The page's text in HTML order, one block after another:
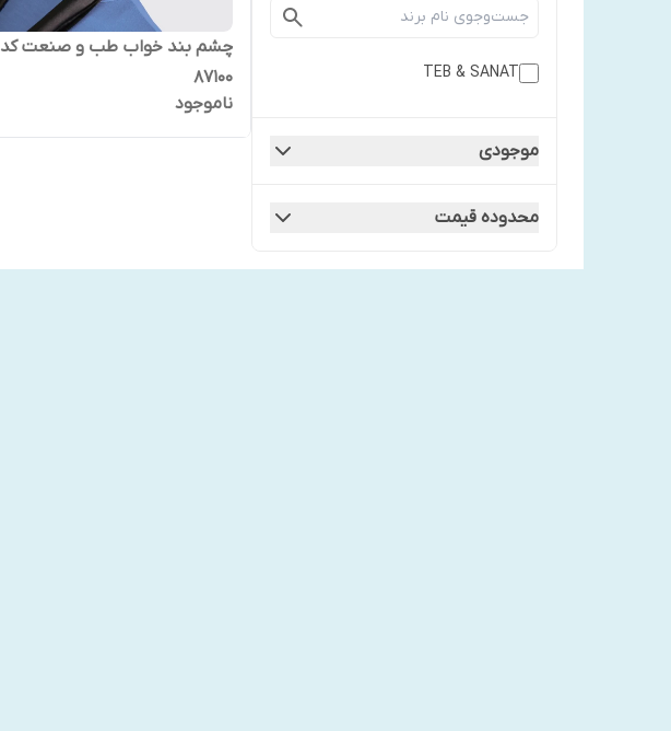
TEB & SANAT
موجودی
محدوده قیمت
چشم بند خواب طب و صنعت کد
87100
ناموجود